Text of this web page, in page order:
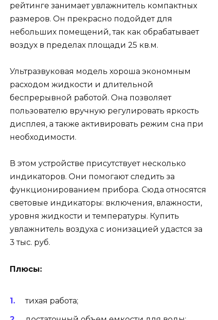
рейтинге занимает увлажнитель компактных
размеров. Он прекрасно подойдет для
небольших помещений, так как обрабатывает
воздух в пределах площади 25 кв.м.
Ультразвуковая модель хороша экономным
расходом жидкости и длительной
беспрерывной работой. Она позволяет
пользователю вручную регулировать яркость
дисплея, а также активировать режим сна при
необходимости.
В этом устройстве присутствует несколько
индикаторов. Они помогают следить за
функционированием прибора. Сюда относятся
световые индикаторы: включения, влажности,
уровня жидкости и температуры. Купить
увлажнитель воздуха с ионизацией удастся за
3 тыс. руб.
Плюсы:
тихая работа;